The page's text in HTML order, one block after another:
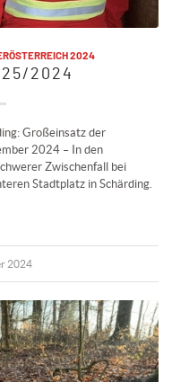
2024
25/2024
Großeinsatz der
2024 – In den
Zwischenfall bei
Stadtplatz in Schärding.
2024